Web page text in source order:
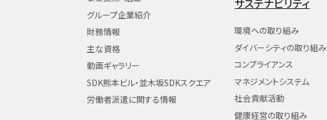
グループ企業紹介
財務情報
主な資格
動画ギャラリー
SDK熊本ビル・並木坂SDKスクエア
労働者派遣に関する情報
環境への取り組み
ダイバーシティの取り組み
コンプライアンス
マネジメントシステム
社会貢献活動
健康経営の取り組み